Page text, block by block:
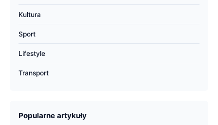
Kultura
Sport
Lifestyle
Transport
Popularne artykuły